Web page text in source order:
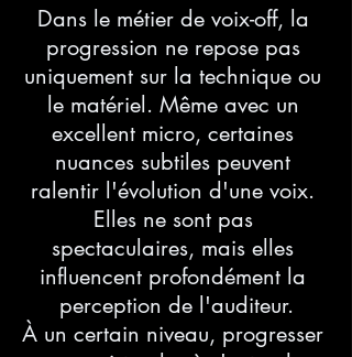
Dans le métier de voix-off, la
progression ne repose pas
uniquement sur la technique ou
le matériel. Même avec un
excellent micro, certaines
nuances subtiles peuvent
ralentir l'évolution d'une voix.
Elles ne sont pas
spectaculaires, mais elles
influencent profondément la
perception de l'auditeur.
À un certain niveau, progresser